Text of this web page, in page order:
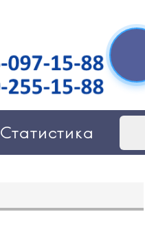
Статистика